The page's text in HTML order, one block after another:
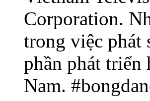
Corporation.
trong việc phát
phần phát triển
Nam.